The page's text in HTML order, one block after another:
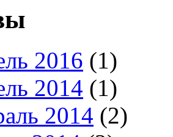
2016 (1)
2014 (1)
2014 (2)